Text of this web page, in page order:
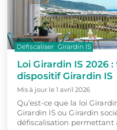
Loi Girardin IS 2026
dispositif Girardin IS
Mis à jour le 1 avril 2026
Qu’est-ce que la loi
Girardin IS ou Girardin
défiscalisation permettant
Défiscaliser Girardin IS